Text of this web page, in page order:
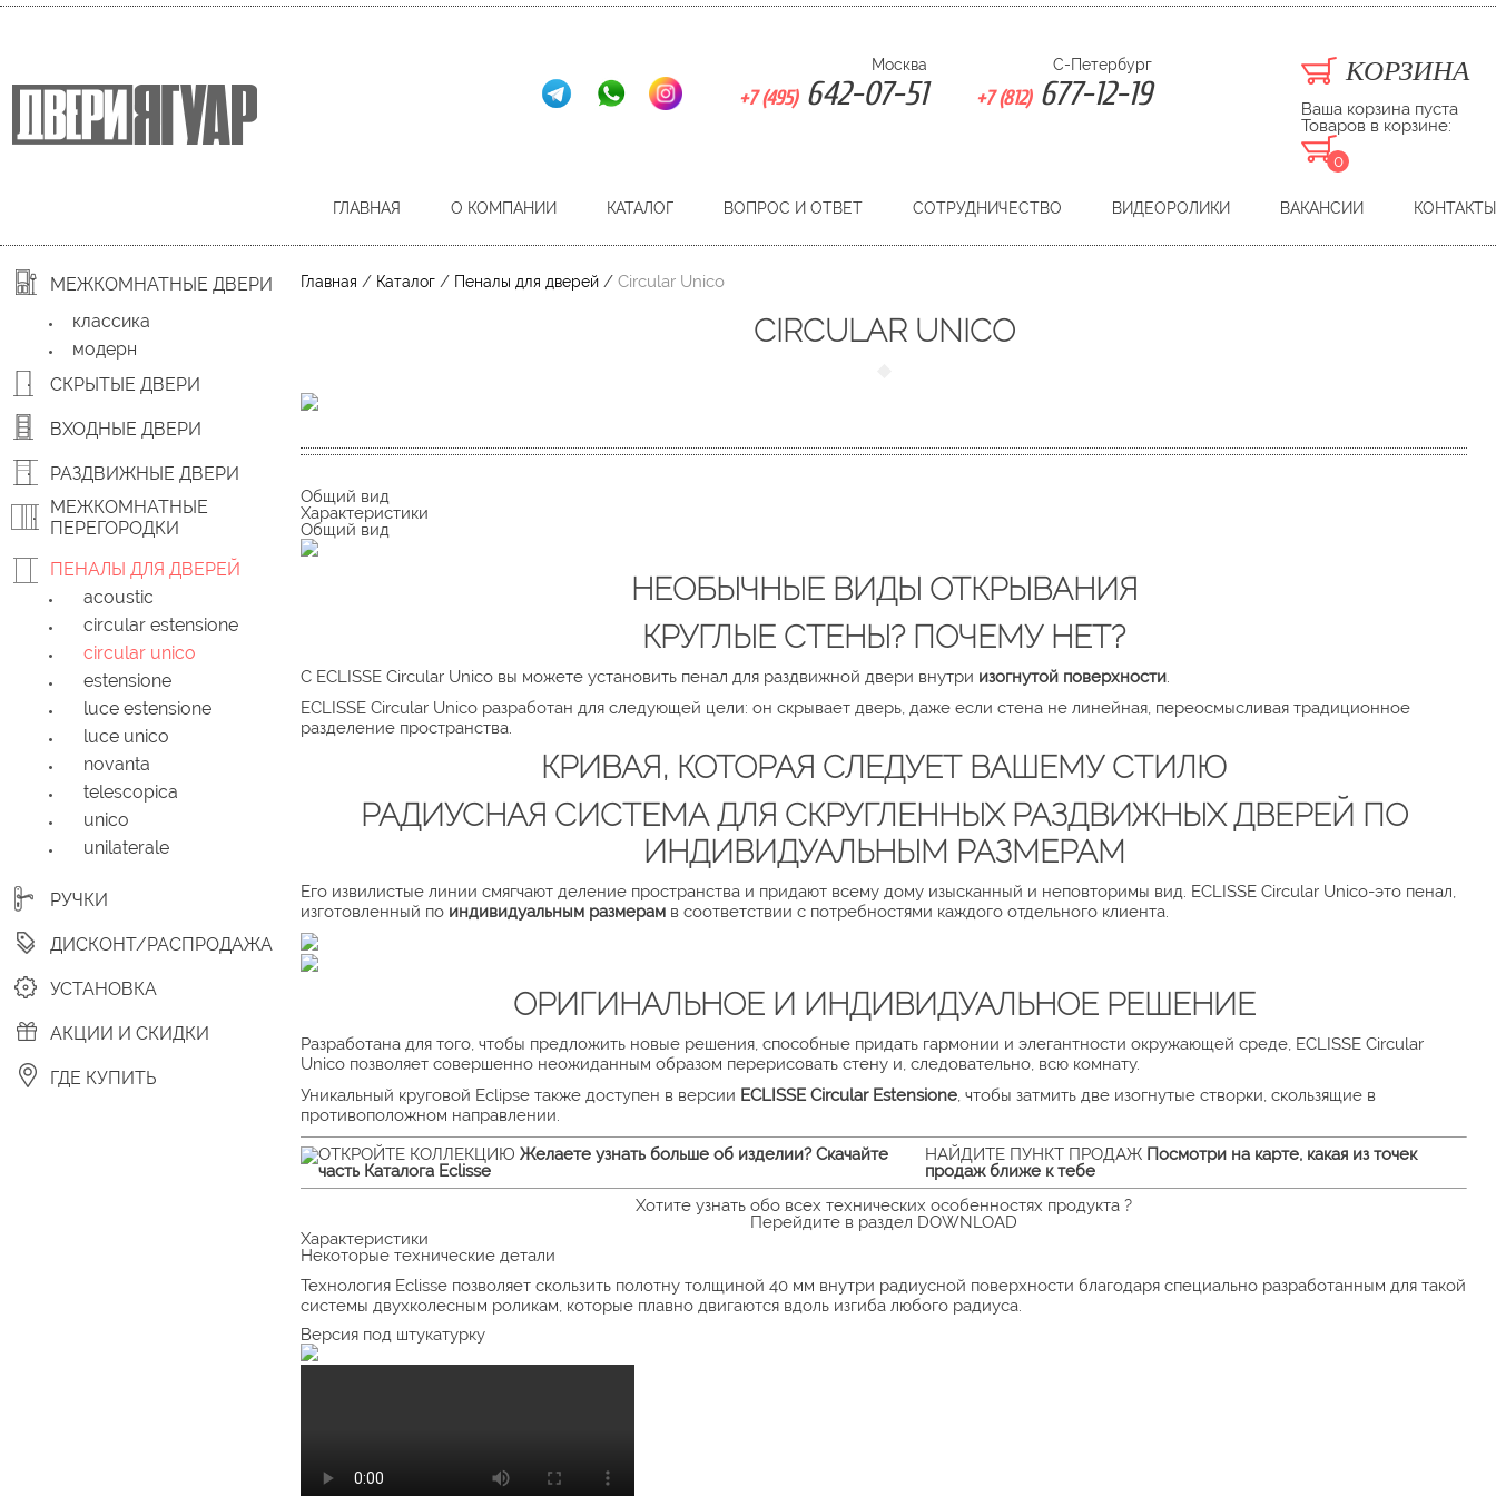
Москва
+7 (495)642-07-51
С-Петербург
+7 (812)677-12-19
КОРЗИНА
Ваша корзина пуста
Товаров в корзине:
0
ГЛАВНАЯ О КОМПАНИИ КАТАЛОГ ВОПРОС И ОТВЕТ СОТРУДНИЧЕСТВО ВИДЕОРОЛИКИ ВАКАНСИИ КОНТАКТЫ
МЕЖКОМНАТНЫЕ ДВЕРИ
классика
модерн
СКРЫТЫЕ ДВЕРИ
ВХОДНЫЕ ДВЕРИ
РАЗДВИЖНЫЕ ДВЕРИ
МЕЖКОМНАТНЫЕ
ПЕРЕГОРОДКИ
ПЕНАЛЫ ДЛЯ ДВЕРЕЙ
acoustic
circular estensione
circular unico
estensione
luce estensione
luce unico
novanta
telescopica
unico
unilaterale
РУЧКИ
ДИСКОНТ/РАСПРОДАЖА
УСТАНОВКА
АКЦИИ И СКИДКИ
ГДЕ КУПИТЬ
Главная / Каталог / Пеналы для дверей / Circular Unico
CIRCULAR UNICO
Общий вид
Характеристики
Общий вид
НЕОБЫЧНЫЕ ВИДЫ ОТКРЫВАНИЯ
КРУГЛЫЕ СТЕНЫ? ПОЧЕМУ НЕТ?
С ECLISSE Circular Unico вы можете установить пенал для раздвижной двери внутри изогнутой поверхности.
ECLISSE Circular Unico разработан для следующей цели: он скрывает дверь, даже если стена не линейная, переосмысливая традиционное
разделение пространства.
КРИВАЯ, КОТОРАЯ СЛЕДУЕТ ВАШЕМУ СТИЛЮ
РАДИУСНАЯ СИСТЕМА ДЛЯ СКРУГЛЕННЫХ РАЗДВИЖНЫХ ДВЕРЕЙ ПО
ИНДИВИДУАЛЬНЫМ РАЗМЕРАМ
Его извилистые линии смягчают деление пространства и придают всему дому изысканный и неповторимы вид. ECLISSE Circular Unico-это пенал,
изготовленный по индивидуальным размерам в соответствии с потребностями каждого отдельного клиента.
ОРИГИНАЛЬНОЕ И ИНДИВИДУАЛЬНОЕ РЕШЕНИЕ
Разработана для того, чтобы предложить новые решения, способные придать гармонии и элегантности окружающей среде, ECLISSE Circular
Unico позволяет совершенно неожиданным образом перерисовать стену и, следовательно, всю комнату.
Уникальный круговой Eclipse также доступен в версии ECLISSE Circular Estensione, чтобы затмить две изогнутые створки, скользящие в
противоположном направлении.
ОТКРОЙТЕ КОЛЛЕКЦИЮ Желаете узнать больше об изделии? Скачайте
часть Каталога Eclisse
НАЙДИТЕ ПУНКТ ПРОДАЖ Посмотри на карте, какая из точек
продаж ближе к тебе
Хотите узнать обо всех технических особенностях продукта ?
Перейдите в раздел DOWNLOAD
Характеристики
Некоторые технические детали
Технология Eclisse позволяет скользить полотну толщиной 40 мм внутри радиусной поверхности благодаря специально разработанным для такой
системы двухколесным роликам, которые плавно двигаются вдоль изгиба любого радиуса.
Версия под штукатурку